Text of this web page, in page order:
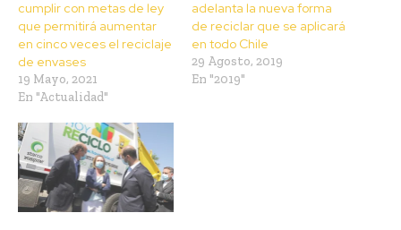
cumplir con metas de ley
que permitirá aumentar
en cinco veces el reciclaje
de envases
19 Mayo, 2021
En "Actualidad"
adelanta la nueva forma
de reciclar que se aplicará
en todo Chile
29 Agosto, 2019
En "2019"